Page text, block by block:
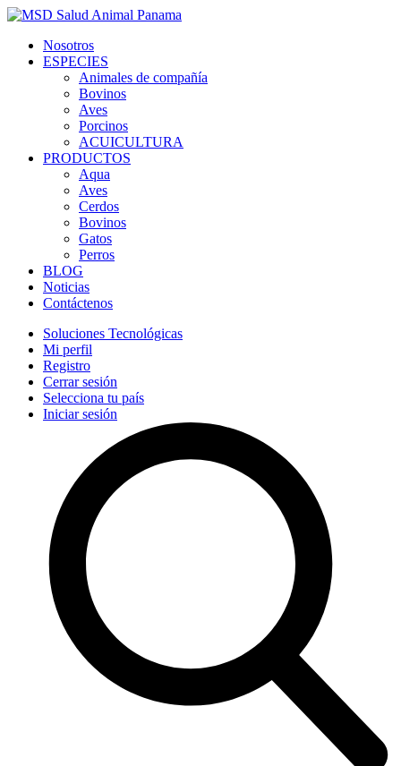
Nosotros
ESPECIES
Animales de compañía
Bovinos
Aves
Porcinos
ACUICULTURA
PRODUCTOS
Aqua
Aves
Cerdos
Bovinos
Gatos
Perros
BLOG
Noticias
Contáctenos
Soluciones Tecnológicas
Mi perfil
Registro
Cerrar sesión
Selecciona tu país
Iniciar sesión